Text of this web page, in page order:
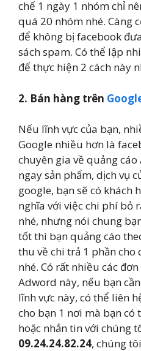
chế 1 ngày 1 nhóm chỉ
quá 20 nhóm nhé. Càng
để không bị facebook
sách spam. Có thể lập
để thực hiện 2 cách này
2. Bán hàng trên
Nếu lĩnh vực của bạn,
Google nhiều hơn là
chuyên gia về quảng
ngay sản phẩm, dịch vụ
google, bạn sẽ có khách
nghĩa với việc chi phí bỏ
nhé, nhưng nói chung
tốt thì bạn quảng cáo
thu về chi trả 1 phần cho
nhé. Có rất nhiều các
Adword này, nếu bạn
lĩnh vực này, có thể liên
cho bạn 1 nơi mà bạn có
hoặc nhắn tin với chúng
09.24.24.82.24, chúng